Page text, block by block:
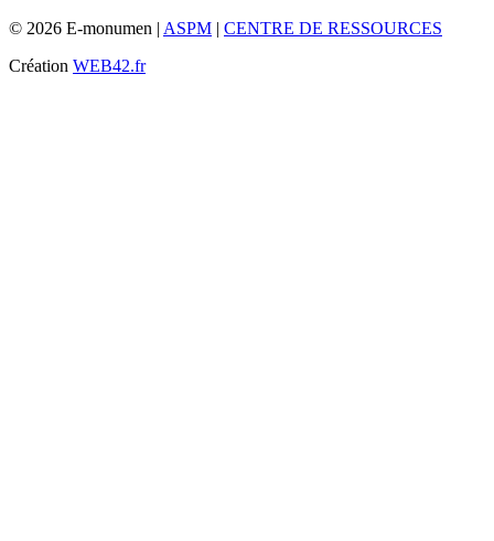
© 2026 E-monumen | ASPM | CENTRE DE RESSOURCES
Création WEB42.fr